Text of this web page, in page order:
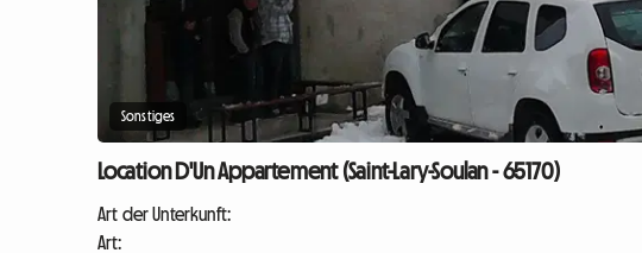
Sonstiges
Location D'Un Appartement (Saint-Lary-Soulan - 65170)
Art der Unterkunft:
Art: